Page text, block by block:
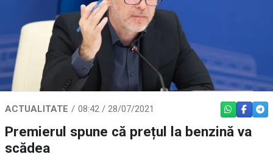
ACTUALITATE 08:42 / 28/07/2021 WHATSAPP
Premierul spune că prețul la benzină va
scădea